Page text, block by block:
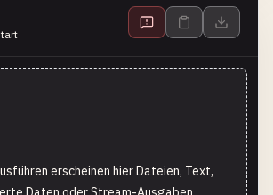
erscheinen hier Dateien, Text,